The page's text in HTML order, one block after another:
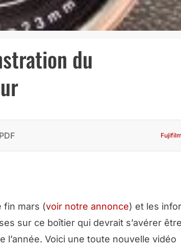
du
PDF
fin mars (voir notre annonce) et les
sur ce boîtier qui devrait s’avérer
l’année. Voici une toute nouvelle vidéo